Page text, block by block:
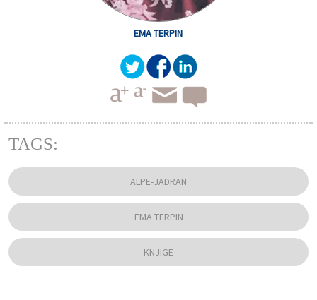
EMA TERPIN
TAGS:
ALPE-JADRAN
EMA TERPIN
KNJIGE